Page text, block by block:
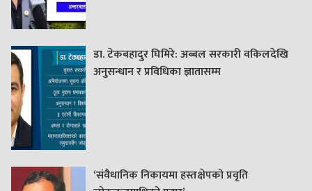
डा. टेकबहादुर घिमिरे: अब्बल सरकारी वकिलदेखि
अनुसन्धान र प्रविधिका ज्ञातासम्म
‘संवैधानिक निकायमा हस्तक्षेपको प्रवृति